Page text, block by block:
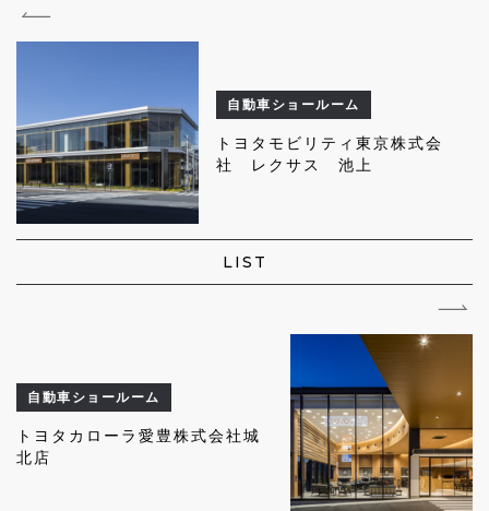
自動車ショールーム
トヨタモビリティ東京株式会
社 レクサス 池上
LIST
自動車ショールーム
トヨタカローラ愛豊株式会社城
北店